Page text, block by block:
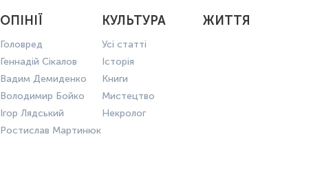
ОПІНІЇ
Головред
Геннадій Сікалов
Вадим Демиденко
Володимир Бойко
Ігор Лядський
Ростислав Мартинюк
КУЛЬТУРА
Усі статті
Історія
Книги
Мистецтво
Некролог
ЖИТТЯ